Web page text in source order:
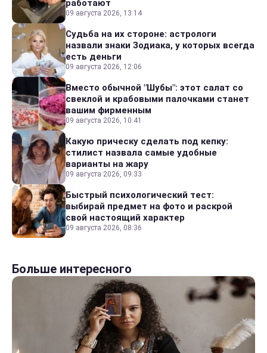
работают
09 августа 2026, 13:14
Судьба на их стороне: астрологи
назвали знаки Зодиака, у которых всегда
есть деньги
09 августа 2026, 12:06
Вместо обычной "Шубы": этот салат со
свеклой и крабовыми палочками станет
вашим фирменным
09 августа 2026, 10:41
Какую прическу сделать под кепку:
стилист назвала самые удобные
варианты на жару
09 августа 2026, 09:33
Быстрый психологический тест:
выбирай предмет на фото и раскрой
свой настоящий характер
09 августа 2026, 08:36
Больше интересного